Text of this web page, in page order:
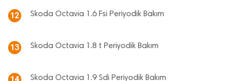
12 Skoda Octavia 1.6 Fsi Periyodik Bakım
13 Skoda Octavia 1.8 t Periyodik Bakım
Skoda Octavia 1.9 Sdi Periyodik Bakım